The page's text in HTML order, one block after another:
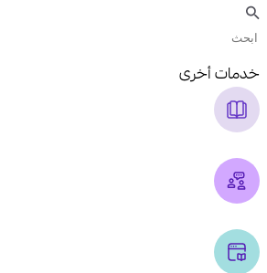
خدمات أخرى